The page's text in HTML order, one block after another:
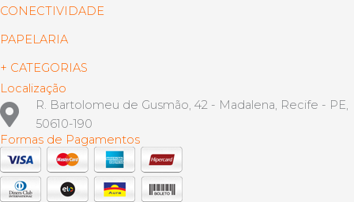
CONECTIVIDADE
PAPELARIA
+ CATEGORIAS
Localização
R. Bartolomeu de Gusmão, 42 - Madalena, Recife - PE,
50610-190
Formas de Pagamentos